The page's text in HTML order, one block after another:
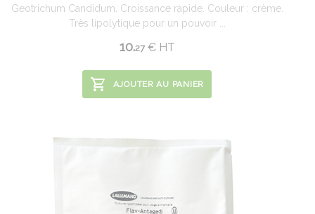
Geotrichum Candidum. Croissance rapide. Couleur : crème.
Très lipolytique pour un pouvoir ...
10.27 €HT
AJOUTER AU PANIER